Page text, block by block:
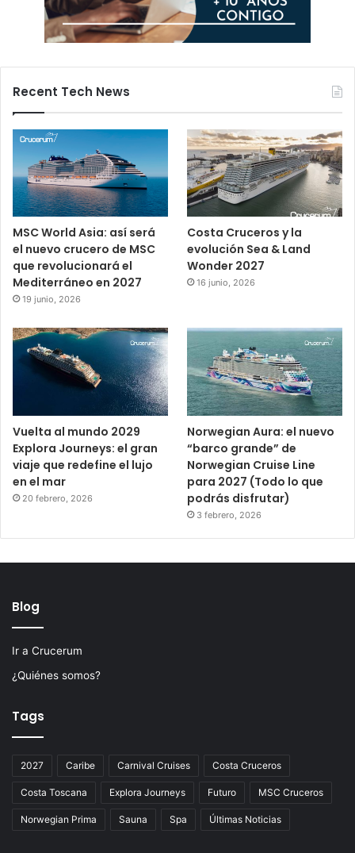
Recent Tech News
MSC World Asia: así será
el nuevo crucero de MSC
que revolucionará el
Mediterráneo en 2027
19 junio, 2026
Costa Cruceros y la
evolución Sea & Land
Wonder 2027
16 junio, 2026
Vuelta al mundo 2029
Explora Journeys: el gran
viaje que redefine el lujo
en el mar
20 febrero, 2026
Norwegian Aura: el nuevo
“barco grande” de
Norwegian Cruise Line
para 2027 (Todo lo que
podrás disfrutar)
3 febrero, 2026
Blog
Ir a Crucerum
¿Quiénes somos?
Tags
2027 Caribe Carnival Cruises Costa Cruceros
Costa Toscana Explora Journeys Futuro MSC Cruceros
Norwegian Prima Sauna Spa Últimas Noticias